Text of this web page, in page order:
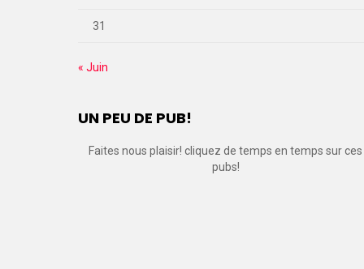
31
« Juin
UN PEU DE PUB!
Faites nous plaisir! cliquez de temps en temps sur ces
pubs!